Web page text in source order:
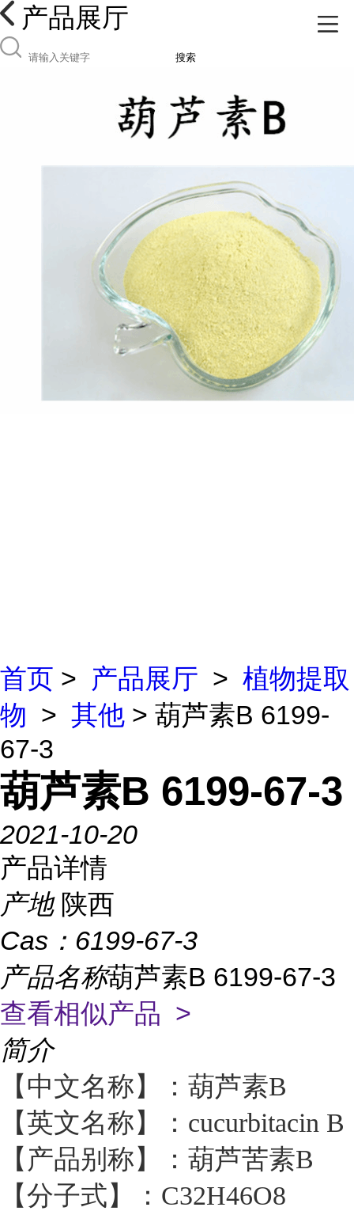
产品展厅
搜索
首页 > 产品展厅 > 植物提取
物 > 其他 > 葫芦素B 6199-
67-3
葫芦素B 6199-67-3
2021-10-20
产品详情
产地 陕西
Cas： 6199-67-3
产品名称葫芦素B 6199-67-3
查看相似产品 >
简介
【中文名称】：葫芦素B
【英文名称】：cucurbitacin B
【产品别称】：葫芦苦素B
【分子式】：C32H46O8